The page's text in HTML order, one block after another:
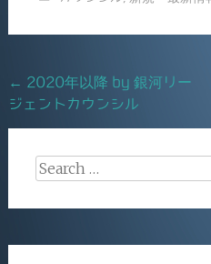
e
b
o
k
l
Post
navigation
← 2020年以降 by 銀河リー
ジェントカウンシル
Search